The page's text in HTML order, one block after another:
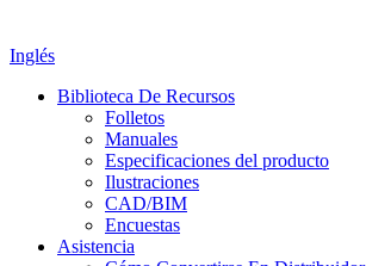
Inglés
Biblioteca De Recursos
Folletos
Manuales
Especificaciones del producto
Ilustraciones
CAD/BIM
Encuestas
Asistencia